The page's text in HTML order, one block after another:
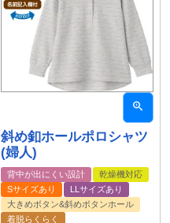
斜め釦ホールポロシャツ
(婦人)
背中が出にくい設計
乾燥機対応
Sサイズあり
LLサイズあり
大きめボタン&斜めボタンホール
着脱らくらく